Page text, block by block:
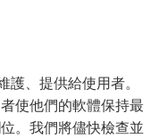
、提供給使用者。
使他們的軟體保持最
。我們將儘快檢查並